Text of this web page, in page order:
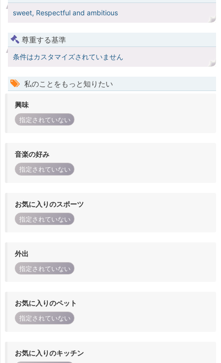
sweet, Respectful and ambitious
尊重する基準
条件はカスタマイズされていません
私のことをもっと知りたい
興味
指定されていない
音楽の好み
指定されていない
お気に入りのスポーツ
指定されていない
外出
指定されていない
お気に入りのペット
指定されていない
お気に入りのキッチン